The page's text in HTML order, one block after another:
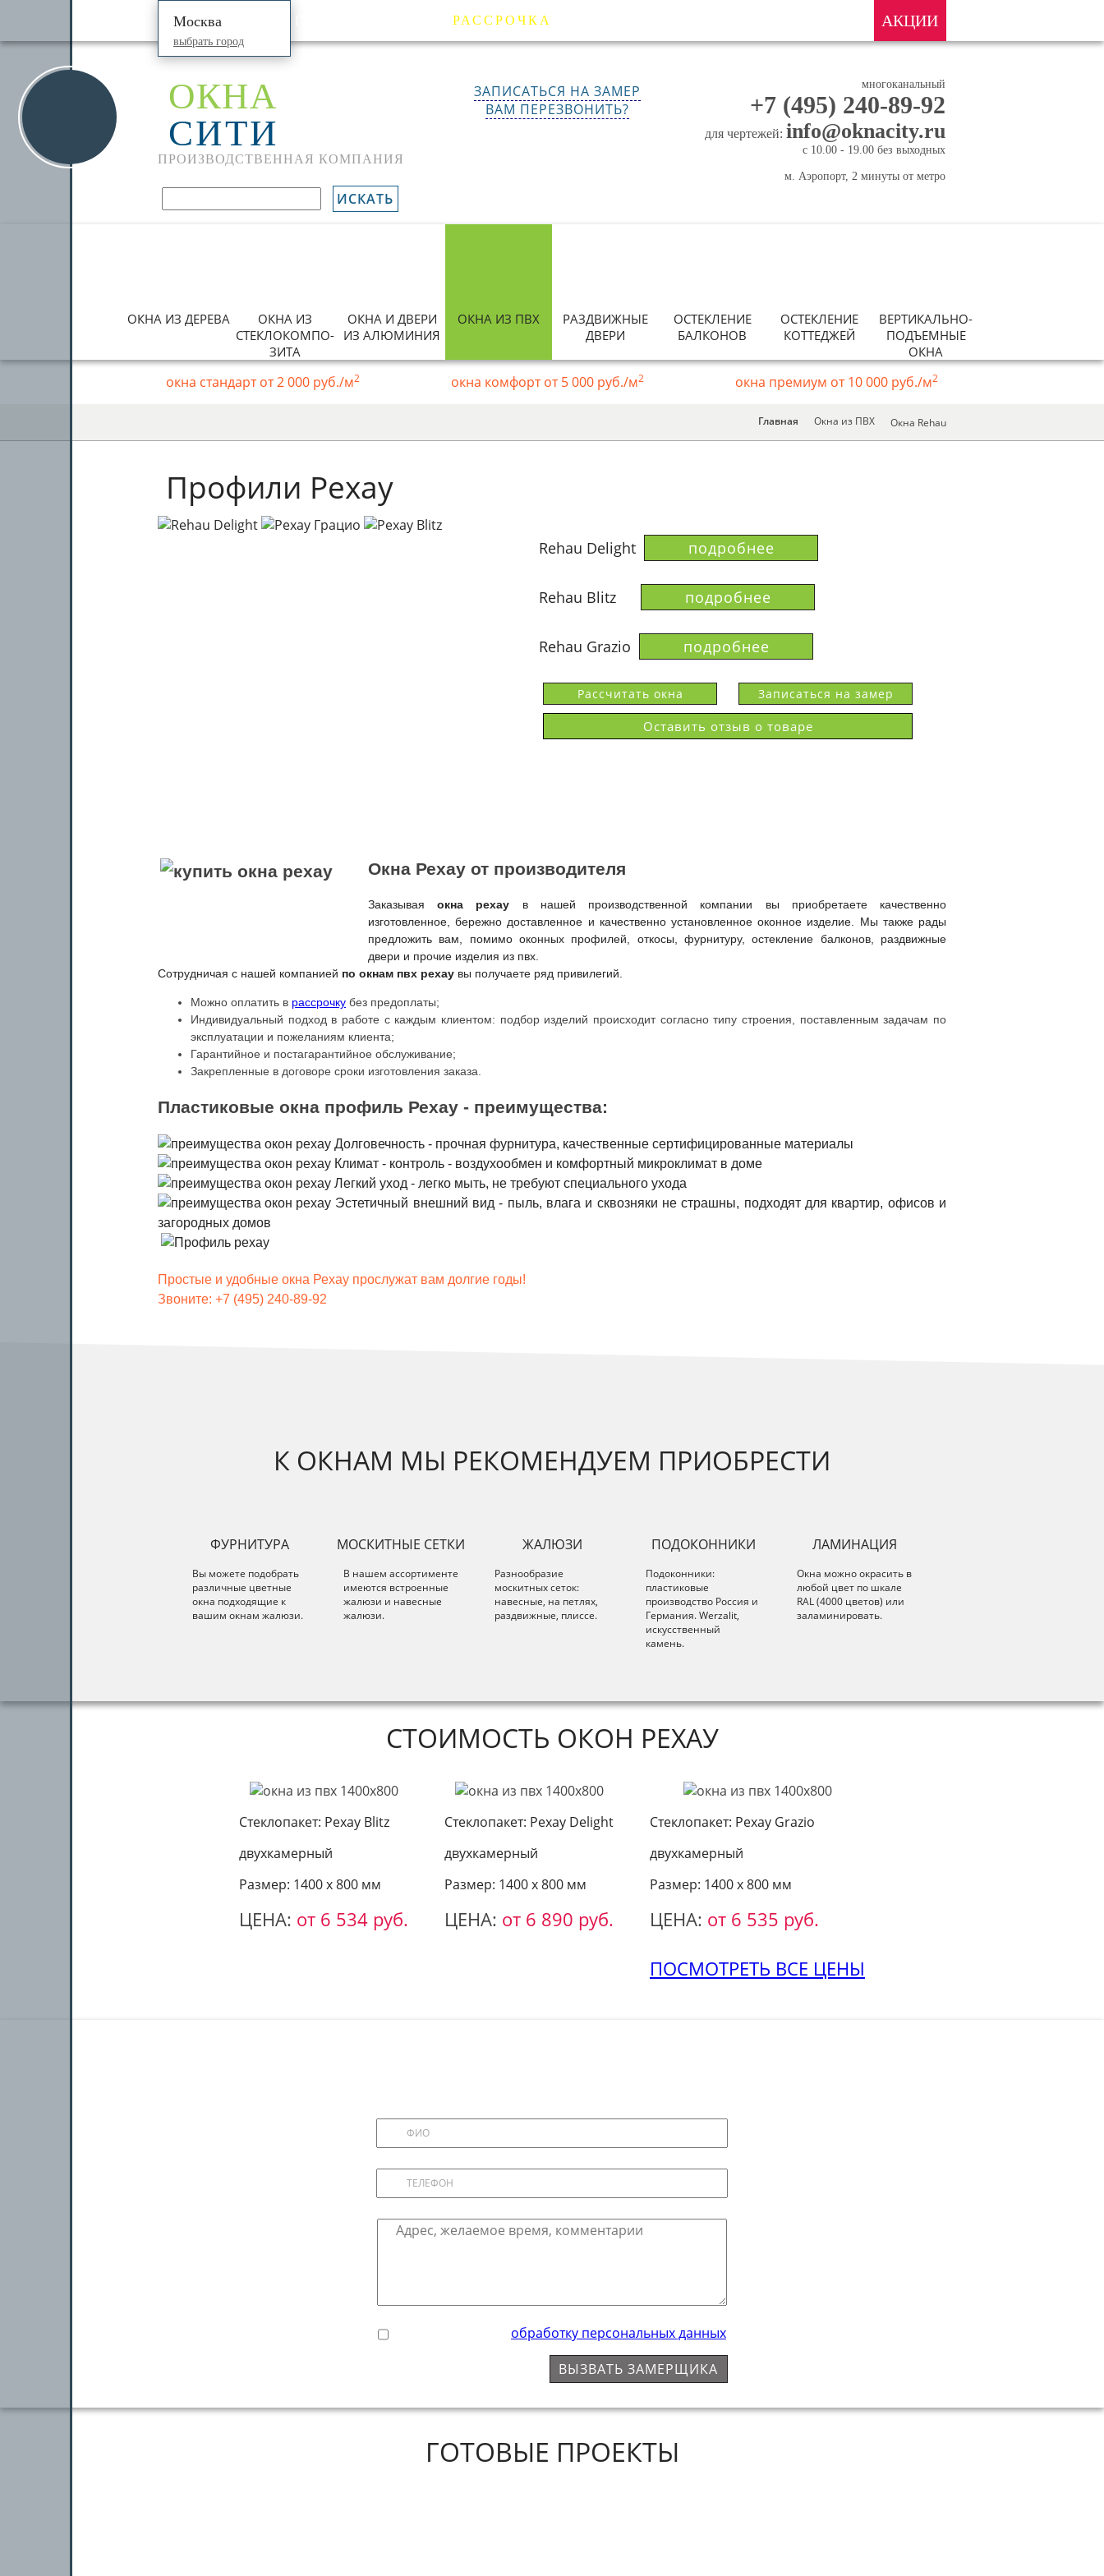
Москва
выбрать город
РАССРОЧКА АКЦИИ
ОКНА
СИТИ
ПРОИЗВОДСТВЕННАЯ КОМПАНИЯ
ИСКАТЬ
ЗАПИСАТЬСЯ НА ЗАМЕР
ВАМ ПЕРЕЗВОНИТЬ?
многоканальный
+7 (495) 240-89-92
для чертежей:info@oknacity.ru
с 10.00 - 19.00 без выходных
м. Аэропорт, 2 минуты от метро
ОКНА ИЗ ДЕРЕВА
ОКНА ИЗ
СТЕКЛОКОМПО­
ЗИТА
ОКНА И ДВЕРИ
ИЗ АЛЮМИНИЯ
ОКНА ИЗ ПВХ
РАЗДВИЖНЫЕ
ДВЕРИ
ОСТЕКЛЕНИЕ
БАЛКОНОВ
ОСТЕКЛЕНИЕ
КОТТЕДЖЕЙ
ВЕРТИКАЛЬНО-
ПОДЪЕМНЫЕ
ОКНА
окна стандарт от 2 000 руб./м2 окна комфорт от 5 000 руб./м2 окна премиум от 10 000 руб./м2
Главная Окна из ПВХ Окна Rehau
Профили Рехау
Rehau Delight подробнее
Rehau Blitz подробнее
Rehau Grazio подробнее
Рассчитать окна Записаться на замер
Оставить отзыв о товаре
Окна Рехау от производителя
Заказываяокна рехау в нашей производственной компании вы приобретаете качественно
изготовленное, бережно доставленное и качественно установленное оконное изделие. Мы также рады
предложить вам, помимо оконных профилей, откосы, фурнитуру, остекление балконов, раздвижные
двери и прочие изделия из пвх.
Сотрудничая с нашей компанией по окнам пвх рехау вы получаете ряд привилегий.
Можно оплатить в рассрочку без предоплаты;
Индивидуальный подход в работе с каждым клиентом: подбор изделий происходит согласно типу строения, поставленным задачам по
эксплуатации и пожеланиям клиента;
Гарантийное и постагарантийное обслуживание;
Закрепленные в договоре сроки изготовления заказа.
Пластиковые окна профиль Рехау - преимущества:
Долговечность - прочная фурнитура, качественные сертифицированные материалы
Климат - контроль - воздухообмен и комфортный микроклимат в доме
Легкий уход - легко мыть, не требуют специального ухода
Эстетичный внешний вид - пыль, влага и сквозняки не страшны, подходят для квартир, офисов и
загородных домов
Простые и удобные окна Рехау прослужат вам долгие годы!
Звоните: +7 (495) 240-89-92
К ОКНАМ МЫ РЕКОМЕНДУЕМ ПРИОБРЕСТИ
ФУРНИТУРА
Вы можете подобрать
различные цветные
окна подходящие к
вашим окнам жалюзи.
МОСКИТНЫЕ СЕТКИ
В нашем ассортименте
имеются встроенные
жалюзи и навесные
жалюзи.
ЖАЛЮЗИ
Разнообразие
москитных сеток:
навесные, на петлях,
раздвижные, плиссе.
ПОДОКОННИКИ
Подоконники:
пластиковые
производство Россия и
Германия. Werzalit,
искусственный
камень.
ЛАМИНАЦИЯ
Окна можно окрасить в
любой цвет по шкале
RAL (4000 цветов) или
заламинировать.
СТОИМОСТЬ ОКОН РЕХАУ
Стеклопакет: Рехау Blitz
двухкамерный
Размер: 1400 х 800 мм
ЦЕНА: от 6 534 руб.
Стеклопакет: Рехау Delight
двухкамерный
Размер: 1400 х 800 мм
ЦЕНА: от 6 890 руб.
Стеклопакет: Рехау Grazio
двухкамерный
Размер: 1400 х 800 мм
ЦЕНА: от 6 535 руб.
ПОСМОТРЕТЬ ВСЕ ЦЕНЫ
обработку персональных данных
ВЫЗВАТЬ ЗАМЕРЩИКА
ГОТОВЫЕ ПРОЕКТЫ